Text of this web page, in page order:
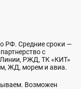
РФ. Средние сроки —
с
РЖД, ТК «КИТ»
ЖД, морем и авиа.
Возможен